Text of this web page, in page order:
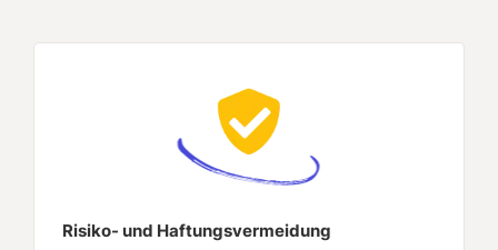
Risiko- und Haftungsvermeidung